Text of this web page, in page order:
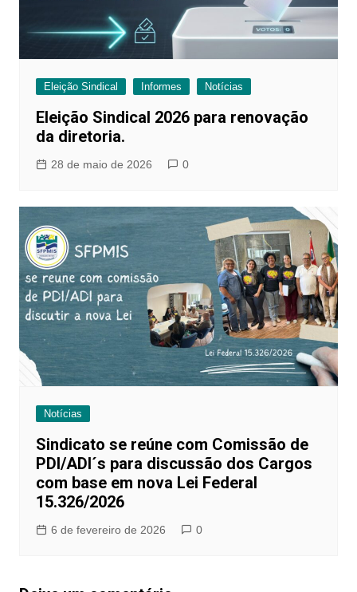
Eleição Sindical Informes Notícias
Eleição Sindical 2026 para renovação
da diretoria.
28 de maio de 2026 0
Notícias
Sindicato se reúne com Comissão de
PDI/ADI´s para discussão dos Cargos
com base em nova Lei Federal
15.326/2026
6 de fevereiro de 2026 0